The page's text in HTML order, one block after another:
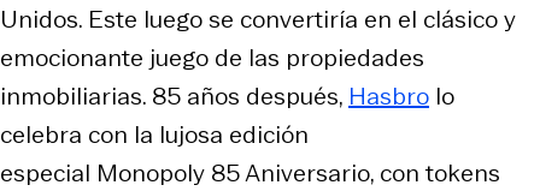
Unidos. Este luego se convertiría en el clásico y
emocionante juego de las propiedades
inmobiliarias. 85 años después, Hasbro lo
celebra con la lujosa edición
especial Monopoly 85 Aniversario, con tokens